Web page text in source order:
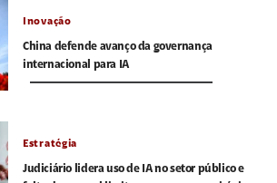
Inovação
China defende avanço da governança
internacional para IA
Estratégia
Judiciário lidera uso de IA no setor público e